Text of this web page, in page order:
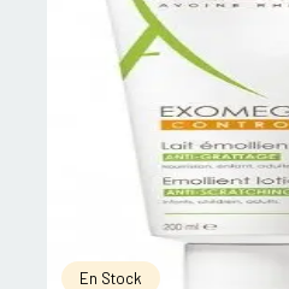
En Stock